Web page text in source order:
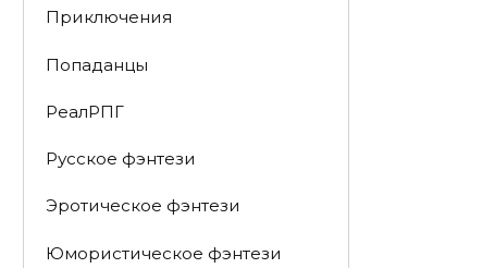
Приключения
Попаданцы
РеалРПГ
Русское фэнтези
Эротическое фэнтези
Юмористическое фэнтези